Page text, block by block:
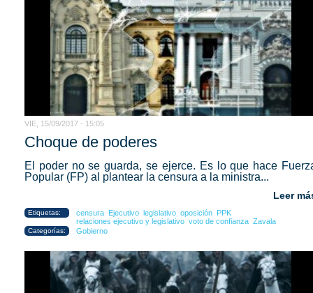
VIE, 15/09/2017 - 15:05
Choque de poderes
El poder no se guarda, se ejerce. Es lo que hace
Popular (FP) al plantear la censura a la ministra...
Leer
Etiquetas: censura Ejecutivo legislativo oposición PPK
relaciones ejecutivo y legislativo voto de confianza Zavala
Categorías: Gobierno